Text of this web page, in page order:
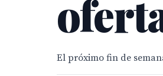
El próximo fin de